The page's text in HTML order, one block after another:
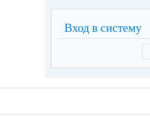
Вход в систему